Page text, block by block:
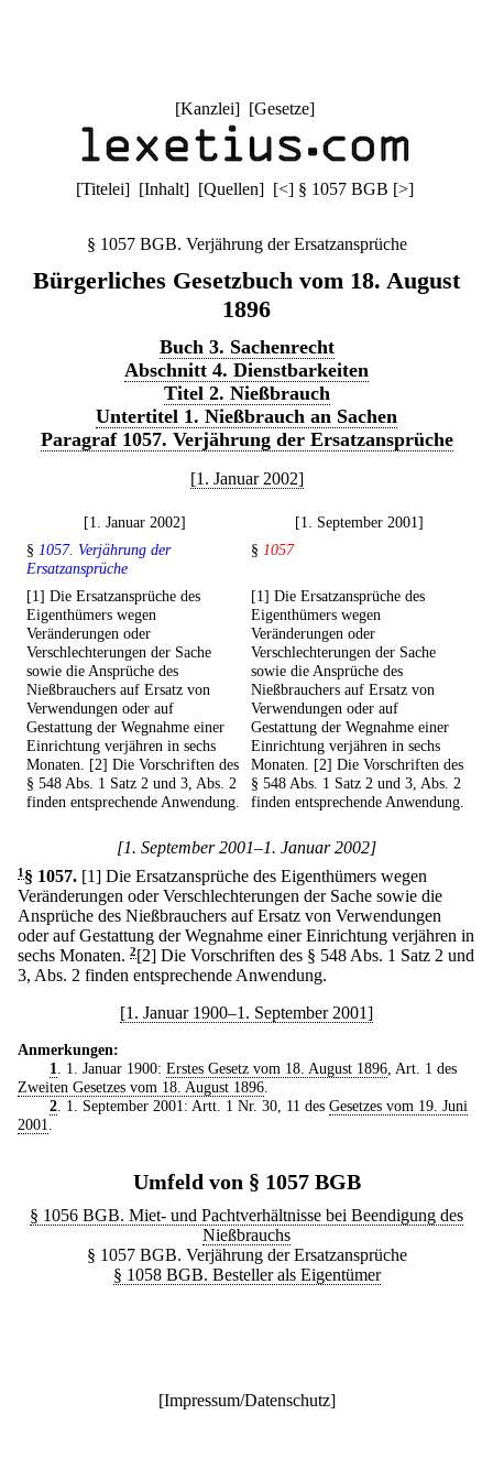
[Kanzlei] [Gesetze]
[Titelei] [Inhalt] [Quellen] [<] § 1057 BGB [>]
§ 1057 BGB. Verjährung der Ersatzansprüche
Bürgerliches Gesetzbuch vom 18. August
1896
Buch 3. Sachenrecht
Abschnitt 4. Dienstbarkeiten
Titel 2. Nießbrauch
Untertitel 1. Nießbrauch an Sachen
Paragraf 1057. Verjährung der Ersatzansprüche
[1. Januar 2002]
[1. Januar 2002]
[1. September 2001]
§ 1057. Verjährung der
Ersatzansprüche
§ 1057
[1] Die Ersatzansprüche des
Eigenthümers wegen
Veränderungen oder
Verschlechterungen der Sache
sowie die Ansprüche des
Nießbrauchers auf Ersatz von
Verwendungen oder auf
Gestattung der Wegnahme einer
Einrichtung verjähren in sechs
Monaten. [2] Die Vorschriften des
§ 548 Abs. 1 Satz 2 und 3, Abs. 2
finden entsprechende Anwendung.
[1] Die Ersatzansprüche des
Eigenthümers wegen
Veränderungen oder
Verschlechterungen der Sache
sowie die Ansprüche des
Nießbrauchers auf Ersatz von
Verwendungen oder auf
Gestattung der Wegnahme einer
Einrichtung verjähren in sechs
Monaten. [2] Die Vorschriften des
§ 548 Abs. 1 Satz 2 und 3, Abs. 2
finden entsprechende Anwendung.
[1. September 2001–1. Januar 2002]
1§ 1057. [1] Die Ersatzansprüche des Eigenthümers wegen
Veränderungen oder Verschlechterungen der Sache sowie die
Ansprüche des Nießbrauchers auf Ersatz von Verwendungen
oder auf Gestattung der Wegnahme einer Einrichtung verjähren in
sechs Monaten. 2[2] Die Vorschriften des § 548 Abs. 1 Satz 2 und
3, Abs. 2 finden entsprechende Anwendung.
[1. Januar 1900–1. September 2001]
Anmerkungen:
1. 1. Januar 1900: Erstes Gesetz vom 18. August 1896, Art. 1 des
Zweiten Gesetzes vom 18. August 1896.
2. 1. September 2001: Artt. 1 Nr. 30, 11 des Gesetzes vom 19. Juni
2001.
Umfeld von § 1057 BGB
§ 1056 BGB. Miet- und Pachtverhältnisse bei Beendigung des
Nießbrauchs
§ 1057 BGB. Verjährung der Ersatzansprüche
§ 1058 BGB. Besteller als Eigentümer
[Impressum/Datenschutz]